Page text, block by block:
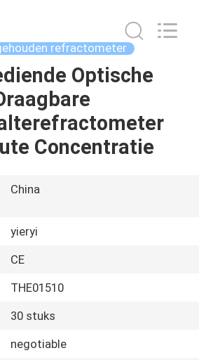
refractometer
Optische
Concentratie
China
yieryi
CE
THE01510
30 stuks
negotiable